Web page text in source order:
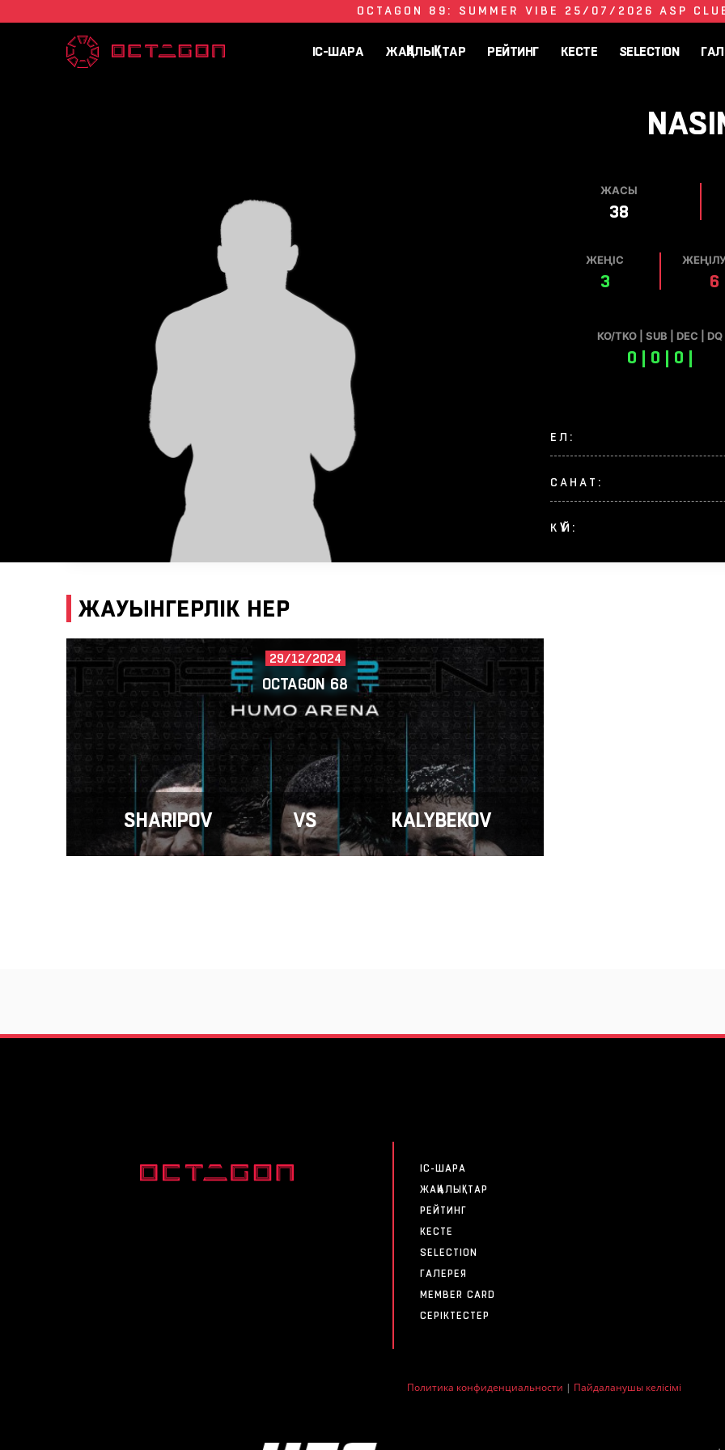
OCTAGON 89: SUMMER VIBE 25/07/2026 ASP
IC-ШАРА ЖАҢАЛЫҚТАР РЕЙТИНГ КЕСТЕ SELECTION
ЖАСЫ
38
ЖЕҢІС
3 6
КО/TKO | SUB | DEC | DQ
0 | 0 | 0 |
ЕЛ:
САНАТ:
КҮЙ:
ЖАУЫНГЕРЛІК ӨНЕР
SHARIPOV VS KALYBEKOV
29/12/2024
OCTAGON 68
IC-ШАРА
ЖАҢАЛЫҚТАР
РЕЙТИНГ
КЕСТЕ
SELECTION
ГАЛЕРЕЯ
MEMBER CARD
СЕРІКТЕСТЕР
Политика конфиденциальности | Пайдаланушы келісімі